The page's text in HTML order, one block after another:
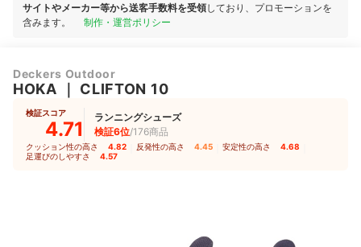
サイトやメーカー等から送客手数料を受領しており、プロモーションを
含みます。
制作・運営ポリシー
Deckers Outdoor
HOKA CLIFTON 10
検証スコア
4.71
ランニングシューズ
検証6位/176商品
クッション性の高さ 4.82 反発性の高さ 4.45 安定性の高さ 4.68
足運びのしやすさ 4.57